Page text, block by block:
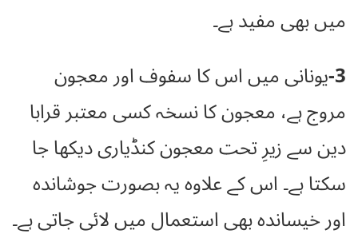
میں بھی مفید ہے۔
3-یونانی میں اس کا سفوف اور معجون
مروج ہے، معجون کا نسخہ کسی معتبر قرابا
دین سے زیرِ تحت معجون کنڈیاری دیکھا جا
سکتا ہے۔ اس کے علاوہ یہ بصورت جوشاندہ
اور خیساندہ بھی استعمال میں لائی جاتی ہے۔